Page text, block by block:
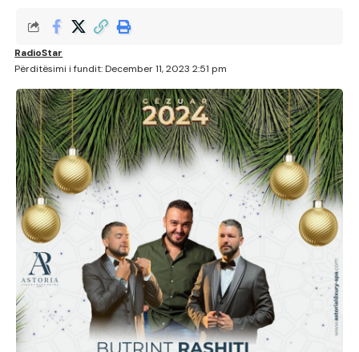
Përditësimi i fundit: December 11, 2023 2:51 pm
RadioStar